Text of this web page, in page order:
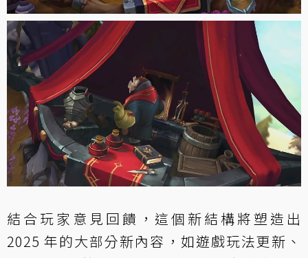
結合玩家意見回饋，這個新結構將塑造出
2025 年的大部分新內容，如遊戲玩法更新、